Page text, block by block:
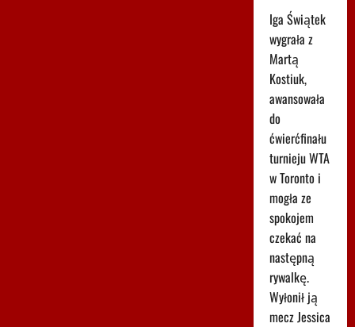
Iga Świątek
wygrała z
Martą
Kostiuk,
awansowała
do
ćwierćfinału
turnieju WTA
w Toronto i
mogła ze
spokojem
czekać na
następną
rywalkę.
Wyłonił ją
mecz Jessica